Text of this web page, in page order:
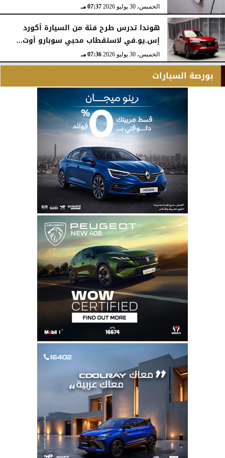
الخميس، 30 يوليو 2026 07:37 مـ
هوندا تدرس طرح فئة من السيارة أكورد
إس.يو.في لاستقطاب محبي سوبارو أوت...
الخميس، 30 يوليو 2026 07:36 مـ
بورصة السيارات